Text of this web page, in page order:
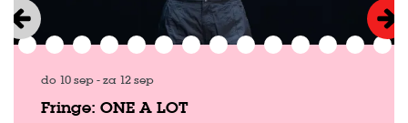
Fringe: ONE A LOT
do 10 sep-za 12 sep